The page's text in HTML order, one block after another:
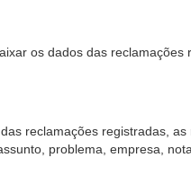
os dados das
reclamações registradas,
problema, empresa,